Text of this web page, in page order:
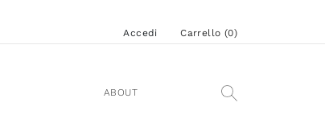
Accedi Carrello (0)
ABOUT